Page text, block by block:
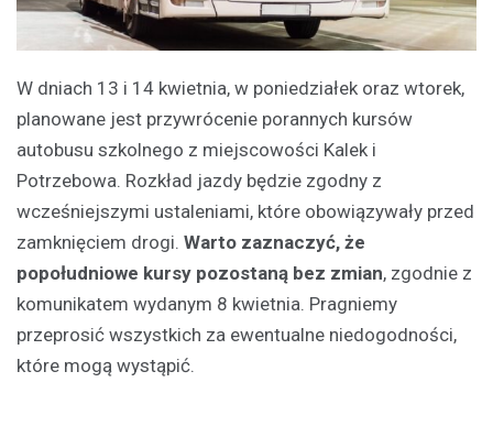
W dniach 13 i 14 kwietnia, w poniedziałek oraz wtorek,
planowane jest przywrócenie porannych kursów
autobusu szkolnego z miejscowości Kalek i
Potrzebowa. Rozkład jazdy będzie zgodny z
wcześniejszymi ustaleniami, które obowiązywały przed
zamknięciem drogi. Warto zaznaczyć, że
popołudniowe kursy pozostaną bez zmian, zgodnie z
komunikatem wydanym 8 kwietnia. Pragniemy
przeprosić wszystkich za ewentualne niedogodności,
które mogą wystąpić.